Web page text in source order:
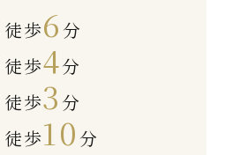
徒歩6 分
徒歩4分
徒歩3 分
徒歩10 分